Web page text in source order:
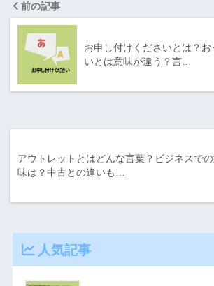
前の記事
お申し付けくださいとは？お
いとは意味が違う？言…
アウトレットとはどんな言葉？ビジネスで
味は？中古との違いも…
人気記事